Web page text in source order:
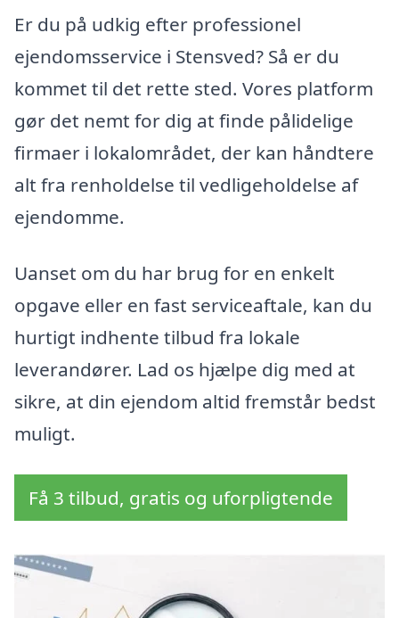
Er du på udkig efter professionel
ejendomsservice i Stensved? Så er du
kommet til det rette sted. Vores platform
gør det nemt for dig at finde pålidelige
firmaer i lokalområdet, der kan håndtere
alt fra renholdelse til vedligeholdelse af
ejendomme.
Uanset om du har brug for en enkelt
opgave eller en fast serviceaftale, kan du
hurtigt indhente tilbud fra lokale
leverandører. Lad os hjælpe dig med at
sikre, at din ejendom altid fremstår bedst
muligt.
Få 3 tilbud, gratis og uforpligtende